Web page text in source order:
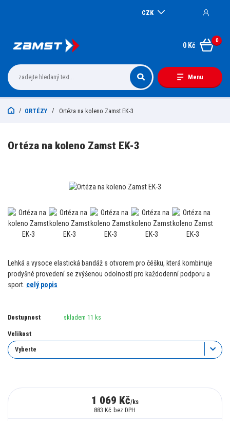
Menu
CZK
0
0 Kč
ORTÉZY Ortéza na koleno Zamst EK-3
Ortéza na koleno Zamst EK-3
Lehká a vysoce elastická bandáž s otvorem pro čéšku, která kombinuje
prodyšné provedení se zvýšenou odolností pro každodenní podporu a
sport. celý popis
Dostupnost skladem 11 ks
Velikost
1 069 Kč/ks
883 Kč bez DPH